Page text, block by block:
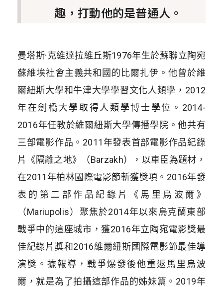
趣，打動他的是普通人。
曼塔斯·克維達拉維丘斯1976年生於蘇聯立陶宛
蘇維埃社會主義共和國的比爾扎伊。他曾於維
爾紐斯大學和牛津大學學習文化人類學，2012
年在劍橋大學取得人類學博士學位。2014-
2016年任教於維爾紐斯大學傳播學院。他共有
三部電影作品。2011年發表首部電影作品紀錄
片《隔離之地》（Barzakh），以車臣為題材，
在2011年柏林國際電影節斬獲獎項。2016年發
表的第二部作品紀錄片《馬里烏波爾》
（Mariupolis）聚焦於2014年以來烏克蘭東部
戰爭中的這座城市，獲2016年立陶宛電影獎最
佳紀錄片獎和2016維爾紐斯國際電影節最佳導
演獎。據報導，戰爭爆發後他重返馬里烏波
爾，就是為了拍攝這部作品的姊妹篇。2019年